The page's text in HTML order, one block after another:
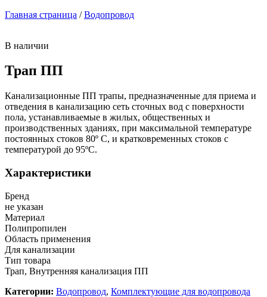
Главная страница /Водопровод
В наличии
Трап ПП
Канализационные ПП трапы, предназначенные для приема и
отведения в канализацию сеть сточных вод с поверхности
пола, устанавливаемые в жилых, общественных и
производственных зданиях, при максимальной температуре
постоянных стоков 80º С, и кратковременных стоков с
температурой до 95ºС.
Характеристики
Бренд
не указан
Материал
Полипропилен
Область применения
Для канализации
Тип товара
Трап, Внутренняя канализация ПП
Категории: Водопровод, Комплектующие для водопровода